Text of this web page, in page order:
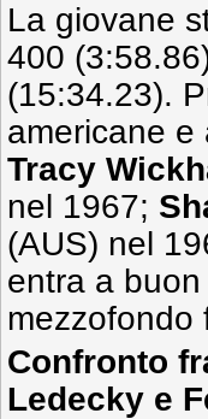
La giovane
400
(15:34.23).
americane e
Tracy
nel 1967;
(AUS) nel
entra a
mezzofondo
Confronto
Ledecky e